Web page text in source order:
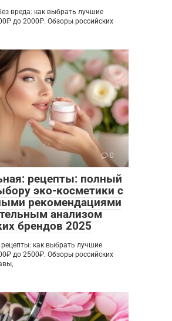
вреда: как выбрать лучшие
до 2000₽. Обзоры российских
0
рецепты: полный
эко-косметики с
рекомендациями
анализом
брендов 2025
как выбрать лучшие
до 2500₽. Обзоры российских